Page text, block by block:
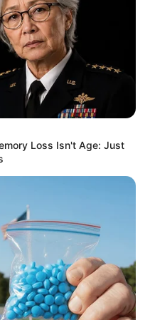
After What I
Loss Isn't Age: Just